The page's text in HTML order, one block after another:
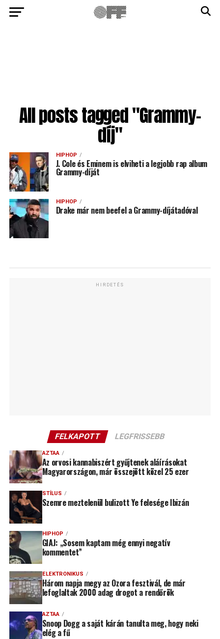
All posts tagged "Grammy-
díj"
HIPHOP
J. Cole és Eminem is elviheti a legjobb rap album
Grammy-díját
HIPHOP
Drake már nem beefel a Grammy-díjátadóval
HIRDETÉS
FELKAPOTT LEGFRISSEBB
AZTAA
Az orvosi kannabiszért gyűjtenek aláírásokat
Magyarországon, már összejött közel 25 ezer
STÍLUS
Szemre meztelenül bulizott Ye felesége Ibizán
HIPHOP
GIAJ: „Sosem kaptam még ennyi negatív
kommentet”
ELEKTRONIKUS
Három napja megy az Ozora fesztivál, de már
lefoglaltak 2000 adag drogot a rendőrök
AZTAA
Snoop Dogg a saját kárán tanulta meg, hogy neki
elég a fű